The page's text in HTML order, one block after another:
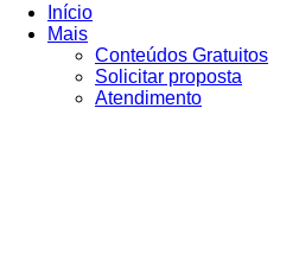
Início
Mais
Conteúdos Gratuitos
Solicitar proposta
Atendimento